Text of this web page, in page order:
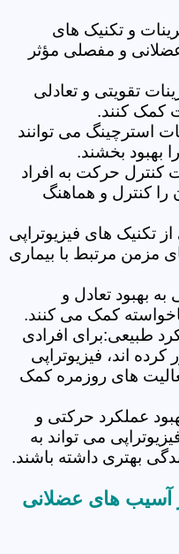
و تکنیک های
و مفصلی مؤثر
تقویتی و تعادلی
کمک کنند.
استرچینگ می توانند
بهبود بخشند.
کنترل حرکت به افراد
را کنترل و هماهنگ
تکنیک های فیزیوتراپی
مزمن مرتبط با بیماری
به بهبود تعادل و
کمک می کنند.
طبیعی:برای افرادی
اند، فیزیوتراپی
های روزمره کمک
عملکرد حرکتی و
می تواند به
بهتری داشته باشند.
آسیب های عضلانی